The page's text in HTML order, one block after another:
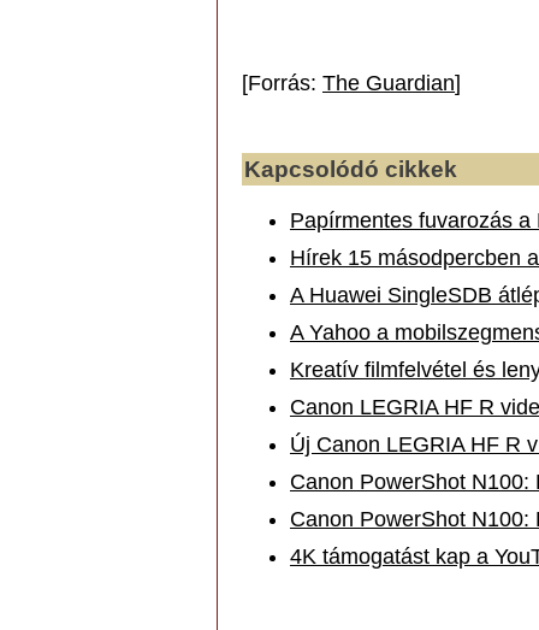
[Forrás: The Guardian]
Kapcsolódó cikkek
Papírmentes fuvarozás a
Hírek 15 másodpercben
A Huawei SingleSDB
A Yahoo a
Kreatív filmfelvétel és
Canon LEGRIA HF R
Új Canon LEGRIA HF R
Canon PowerShot
Canon PowerShot
4K támogatást kap a